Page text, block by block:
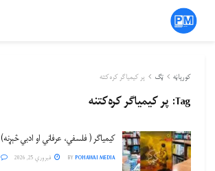
کورپاڼه ټګ پر کیمیاګر کره‌کتنه
Tag: پر کیمیاګر کره‌کتنه
کیمیاگر ( فلسفي، عرفاني او ادبي څېړنه)
BYPOHAWAI MEDIA فبروري 25, 2026